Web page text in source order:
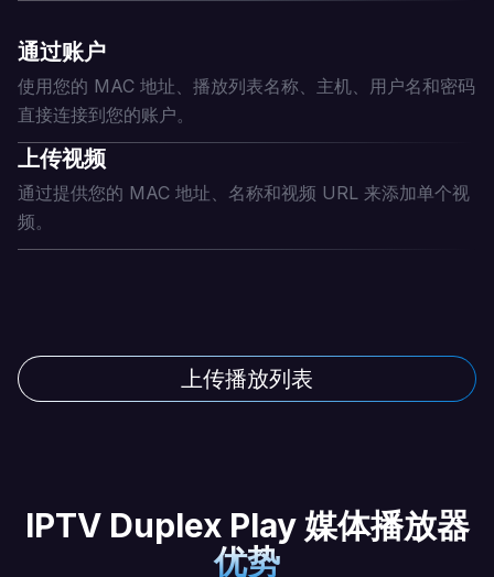
通过账户
使用您的 MAC 地址、播放列表名称、主机、用户名和密码
直接连接到您的账户。
上传视频
通过提供您的 MAC 地址、名称和视频 URL 来添加单个视
频。
上传播放列表
IPTV Duplex Play 媒体播放器
优势